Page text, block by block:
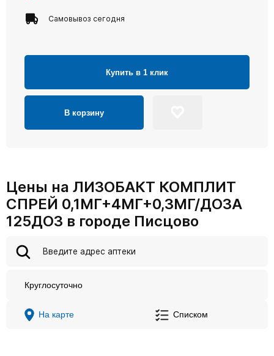
Самовывоз сегодня
Купить в 1 клик
В корзину
Цены на ЛИЗОБАКТ КОМПЛИТ
СПРЕЙ 0,1МГ+4МГ+0,3МГ/ДОЗА
125ДОЗ в городе Писцово
Круглосуточно
На карте Списком